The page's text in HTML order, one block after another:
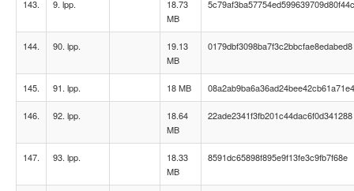
143. 9. lpp.
18.73
MB
5c79af3ba57754ed599639709d80f44c
144. 90. lpp.
19.13
MB
0179dbf3098ba7f3c2bbcfae8edabed8
145. 91. lpp. 18 MB
146. 92. lpp.
18.64
MB
22ade2341f3fb201c44dac6f0d341288
147. 93. lpp.
18.33
MB
8591dc65898f895e9f13fe3c9fb7f68e